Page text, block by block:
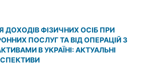
ДОХОДІВ ФІЗИЧНИХ ОСІБ ПРИ
ПОСЛУГ ТА ВІД ОПЕРАЦІЙ З
В УКРАЇНІ: АКТУАЛЬНІ